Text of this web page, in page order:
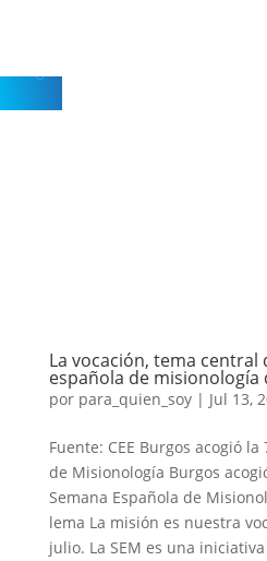
La vocación, tema central
española de misionología
por para_quien_soy| Jul 13,
Fuente: CEE Burgos acogió la
de Misionología Burgos
Semana Española de
lema La misión es nuestra
julio. La SEM es una